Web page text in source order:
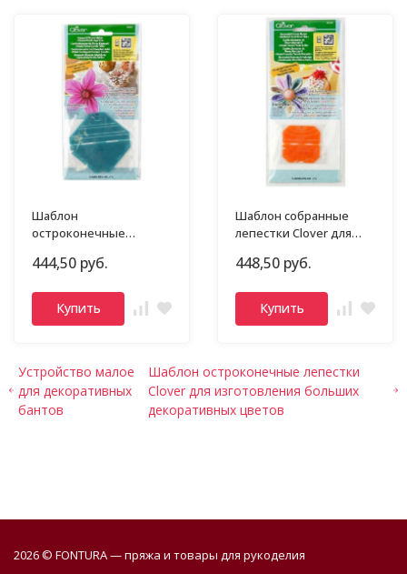
Шаблон
остроконечные
изготовления больших
444,50 руб.
Купить
Шаблон собранные
лепестки Clover для
декоративных цветов
448,50 руб.
Купить
Устройство малое
для декоративных
бантов
Шаблон остроконечные лепестки
Clover для изготовления больших
декоративных цветов
2026 © FONTURA — пряжа и товары для рукоделия